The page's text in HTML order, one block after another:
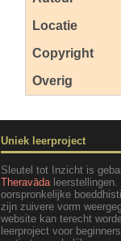
Locatie
Copyright
Overig
Uniek leerproject
Sleutel tot Inzicht is
Theravāda
oorspronkelijke
zijn zuivere vorm
website kan terecht
leerproject voor